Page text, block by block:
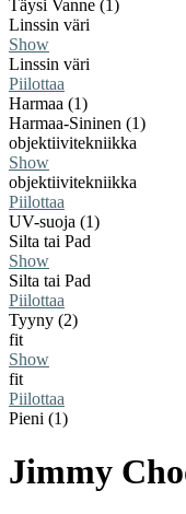
Täysi Vanne (1)
Linssin väri
Show
Linssin väri
Piilottaa
Harmaa (1)
Harmaa-Sininen (1)
objektiivitekniikka
Show
objektiivitekniikka
Piilottaa
UV-suoja (1)
Silta tai Pad
Show
Silta tai Pad
Piilottaa
Tyyny (2)
fit
Show
fit
Piilottaa
Pieni (1)
Jimmy